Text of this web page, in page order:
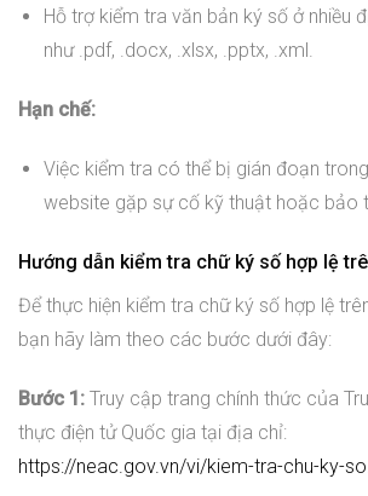
Hỗ trợ kiểm tra văn bản ký số ở nhiều
như .pdf, .docx, .xlsx, .pptx, .xml.
Hạn chế:
Việc kiểm tra có thể bị gián đoạn
website gặp sự cố kỹ thuật hoặc bảo
Hướng dẫn kiểm tra chữ ký số hợp lệ
Để thực hiện kiểm tra chữ ký số hợp lệ
bạn hãy làm theo các bước dưới đây:
Bước 1: Truy cập trang chính thức của
thực điện tử Quốc gia tại địa chỉ:
https://neac.gov.vn/vi/kiem-tra-chu-ky-so